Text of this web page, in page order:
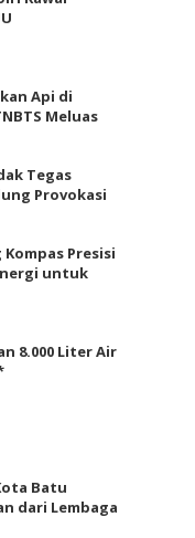
Api di
Meluas
Tegas
Provokasi
Presisi
untuk
8.000 Liter Air
Batu
dari Lembaga